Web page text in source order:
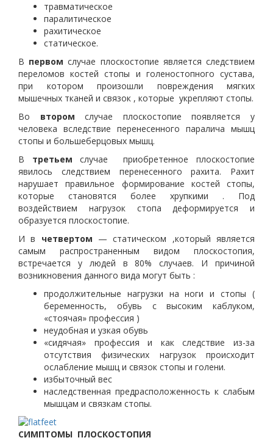
травматическое
паралитическое
рахитическое
статическое.
В первом случае плоскостопие является следствием
переломов костей стопы и голеностопного сустава,
при котором произошли повреждения мягких
мышечных тканей и связок , которые укрепляют стопы.
Во втором случае плоскостопие появляется у
человека вследствие перенесенного паралича мышц
стопы и большеберцовых мышц.
В третьем случае приобретенное плоскостопие
явилось следствием перенесенного рахита. Рахит
нарушает правильное формирование костей стопы,
которые становятся более хрупкими . Под
воздействием нагрузок стопа деформируется и
образуется плоскостопие.
И в четвертом — статическом ,который является
самым распространенным видом плоскостопия,
встречается у людей в 80% случаев. И причиной
возникновения данного вида могут быть :
продолжительные нагрузки на ноги и стопы (
беременность, обувь с высоким каблуком,
«стоячая» профессия )
неудобная и узкая обувь
«сидячая» профессия и как следствие из-за
отсутствия физических нагрузок происходит
ослабление мышц и связок стопы и голени.
избыточный вес
наследственная предрасположенность к слабым
мышцам и связкам стопы.
СИМПТОМЫ ПЛОСКОСТОПИЯ